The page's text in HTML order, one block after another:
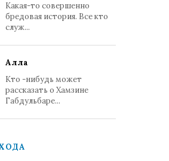
Какая-то совершенно
бредовая история. Все кто
служ...
Алла
Кто -нибудь может
рассказать о Хамзине
Габдульбаре...